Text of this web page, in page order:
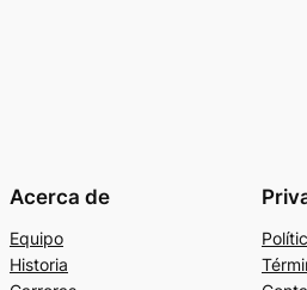
Acerca de
Equipo
Historia